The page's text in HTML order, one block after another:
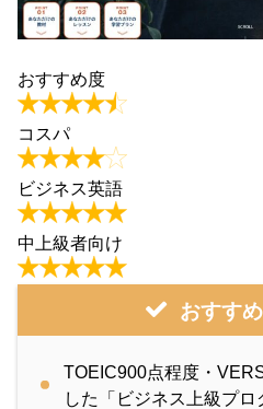
おすすめ度
コスパ
ビジネス英語
中上級者向け
おすす
TOEIC900点程度・
した「ビジネス上級プ